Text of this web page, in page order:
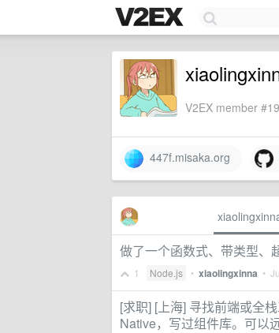
V2EX member
447f.misaka.org
做了一个函数式、带类型、
1 Node.js • xiaolingxinna •
[求职] [上海] 寻找前端或全
Native，写过组件库。可以